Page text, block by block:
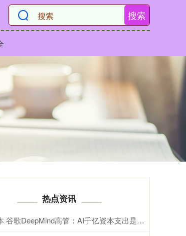
搜索
热点资讯
大唐资本 谷歌DeepMind高管：AI千亿资本支出是人类史上最大科学赌注，核心押注\